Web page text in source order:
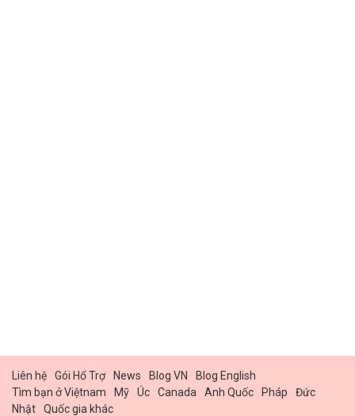
Liên hệ Gói Hổ Trợ News Blog VN
Blog English
Tìm bạn ở Việtnam
Mỹ Úc Canada Anh Quốc Pháp
Đức
Nhật
Quốc gia khác